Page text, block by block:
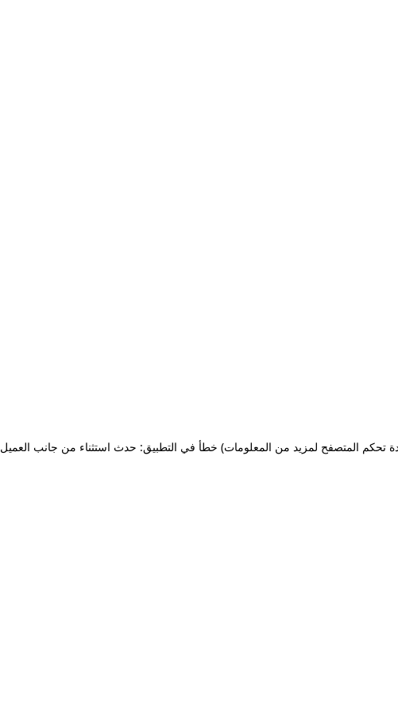
خطأ في التطبيق: حدث استثناء من جانب العميل تحكم المتصفح لمزيد من المعلومات)